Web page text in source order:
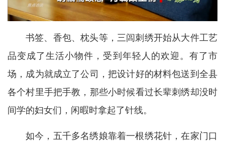
书签、香包、枕头等，三闾刺绣开始从大件工艺
品变成了生活小物件，受到年轻人的欢迎。有了市
场，成为就成立了公司，把设计好的材料包送到全县
各个村里手把手教，那些小时候看过长辈刺绣却没时
间学的妇女们，闲暇时拿起了针线。
如今，五千多名绣娘靠着一根绣花针，在家门口